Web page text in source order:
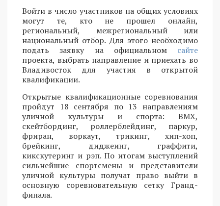
Войти в число участников на общих условиях
могут те, кто не прошел онлайн,
региональный, межрегиональный или
национальный отбор. Для этого необходимо
подать заявку на официальном сайте
проекта, выбрать направление и приехать во
Владивосток для участия в открытой
квалификации.
Открытые квалификационные соревнования
пройдут 18 сентября по 13 направлениям
уличной культуры и спорта: BMX,
скейтбординг, роллерблейдинг, паркур,
фриран, воркаут, трикинг, хип-хоп,
брейкинг, диджеинг, граффити,
кикскутеринг и рэп. По итогам выступлений
сильнейшие спортсмены и представители
уличной культуры получат право выйти в
основную соревновательную сетку Гранд-
финала.